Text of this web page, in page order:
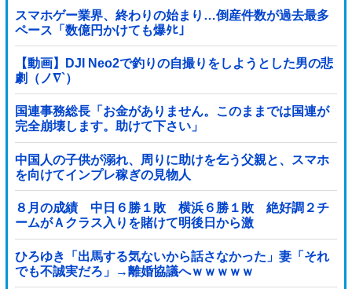
スマホゲー業界、終わりの始まり…倒産件数が過去最多
ペース「数億円かけても爆ﾀﾋ」
【動画】DJI Neo2で釣りの自撮りをしようとした男の悲
劇（ノ∇`）
国連事務総長「お金がありません。このままでは国連が
完全崩壊します。助けて下さい」
中国人の子供が溺れ、周りに助けを乞う父親と、スマホ
を向けてインプレ稼ぎの見物人
８月の成績 中日６勝１敗 横浜６勝１敗 絶好調２チ
ームがＡクラス入りを賭けて明後日から激
突！！！！！！！！！他
ひろゆき「出馬する気ないから話さなかった」妻「それ
でも不誠実だろ」→離婚協議へｗｗｗｗｗ